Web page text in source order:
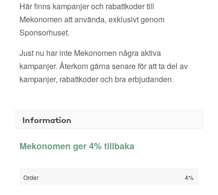
Här finns kampanjer och rabattkoder till
Mekonomen att använda, exklusivt genom
Sponsorhuset.
Just nu har inte Mekonomen några aktiva
kampanjer. Återkom gärna senare för att ta del av
kampanjer, rabattkoder och bra erbjudanden.
Information
Mekonomen ger 4% tillbaka
Order 4%